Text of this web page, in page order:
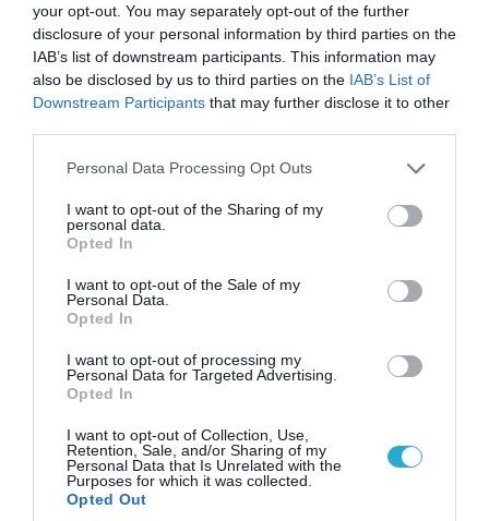
your opt-out. You may separately opt-out of the further
disclosure of your personal information by third parties on the
IAB’s list of downstream participants. This information may
also be disclosed by us to third parties on the IAB’s List of
Downstream Participants that may further disclose it to other
Please note that this website/app uses one or more Google
not limited to your visit or usage behaviour. You may click to
grant or deny consent to Google and its third-party tags to
use your data for below specified purposes in below Google
consent section.
Personal Data Processing Opt Outs
I want to opt-out of the Sharing of my
personal data.
Opted In
I want to opt-out of the Sale of my
Personal Data.
Opted In
I want to opt-out of processing my
Personal Data for Targeted Advertising.
Opted In
I want to opt-out of Collection, Use,
Retention, Sale, and/or Sharing of my
Personal Data that Is Unrelated with the
Purposes for which it was collected.
Opted Out
06.08.2026 | 14:02
«Επιχείρηση ελεύθερα πεζοδρόμια» στην
Αθήνα: Απομακρύνθηκαν παράνομα
αντικείμενα από κοινόχρηστους χώρους